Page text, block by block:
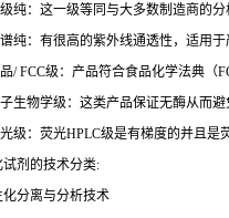
纯：这一级等同与大多数制造商的分
纯：有很高的紫外线通透性，适用于
/ FCC级：产品符合食品化学法典（
生物学级：这类产品保证无酶从而
级：荧光HPLC级是有梯度的并且是
试剂的技术分类:
化分离与分析技术